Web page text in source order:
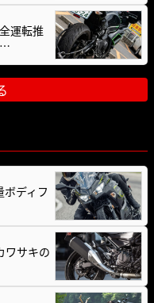
運転推
…
ディフ
ワサキの